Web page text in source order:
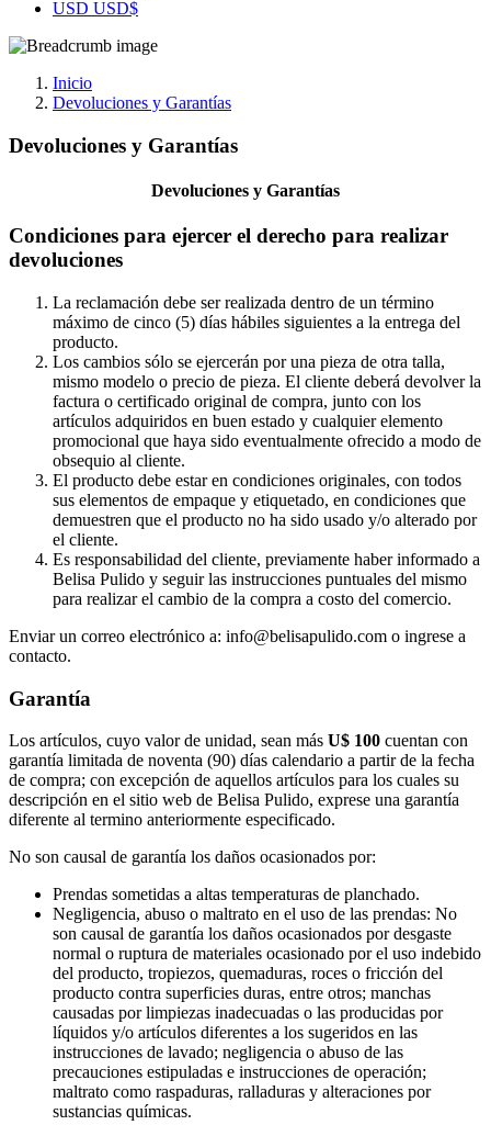
USD USD$
Inicio
Devoluciones y Garantías
Devoluciones y Garantías
Devoluciones y Garantías
Condiciones para ejercer el derecho para realizar
devoluciones
La reclamación debe ser realizada dentro de un término
máximo de cinco (5) días hábiles siguientes a la entrega del
producto.
Los cambios sólo se ejercerán por una pieza de otra talla,
mismo modelo o precio de pieza. El cliente deberá devolver la
factura o certificado original de compra, junto con los
artículos adquiridos en buen estado y cualquier elemento
promocional que haya sido eventualmente ofrecido a modo de
obsequio al cliente.
El producto debe estar en condiciones originales, con todos
sus elementos de empaque y etiquetado, en condiciones que
demuestren que el producto no ha sido usado y/o alterado por
el cliente.
Es responsabilidad del cliente, previamente haber informado a
Belisa Pulido y seguir las instrucciones puntuales del mismo
para realizar el cambio de la compra a costo del comercio.
Enviar un correo electrónico a: info@belisapulido.com o ingrese a
contacto.
Garantía
Los artículos, cuyo valor de unidad, sean más U$ 100 cuentan con
garantía limitada de noventa (90) días calendario a partir de la fecha
de compra; con excepción de aquellos artículos para los cuales su
descripción en el sitio web de Belisa Pulido, exprese una garantía
diferente al termino anteriormente especificado.
No son causal de garantía los daños ocasionados por:
Prendas sometidas a altas temperaturas de planchado.
Negligencia, abuso o maltrato en el uso de las prendas: No
son causal de garantía los daños ocasionados por desgaste
normal o ruptura de materiales ocasionado por el uso indebido
del producto, tropiezos, quemaduras, roces o fricción del
producto contra superficies duras, entre otros; manchas
causadas por limpiezas inadecuadas o las producidas por
líquidos y/o artículos diferentes a los sugeridos en las
instrucciones de lavado; negligencia o abuso de las
precauciones estipuladas e instrucciones de operación;
maltrato como raspaduras, ralladuras y alteraciones por
sustancias químicas.